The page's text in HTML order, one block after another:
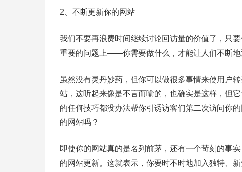
2、不断更新你的网站
我们不要再浪费时间继续讨论回访量的价值了，只
重要的问题上——你需要做什么，才能让人们不断地
虽然没有灵丹妙药，但你可以做很多事情来使用户
站，这听起来像是不言而喻的，也确实是这样，但
的任何技巧都没办法帮你引诱访客们第二次访问你
的网站吗？
即使你的网站真的是名列前茅，还有一个苛刻的事
的网站更新。这就表示，你要时不时地加入独特、